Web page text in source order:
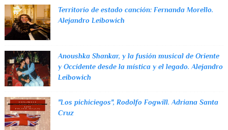
Territorio de estado canción: Fernanda Morello.
Alejandro Leibowich
Anoushka Shankar, y la fusión musical de Oriente
y Occidente desde la mística y el legado. Alejandro
Leibowich
"Los pichiciegos", Rodolfo Fogwill. Adriana Santa
Cruz